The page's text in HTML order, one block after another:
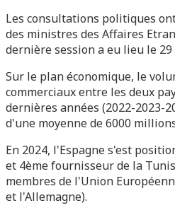
Les consultations politiques
des ministres des Affaires
dernière session a eu lieu le
Sur le plan économique, le
commerciaux entre les deux
dernières années (2022-2023-
d'une moyenne de 6000
En 2024, l'Espagne s'est
et 4ème fournisseur de la
membres de l'Union
et l'Allemagne).